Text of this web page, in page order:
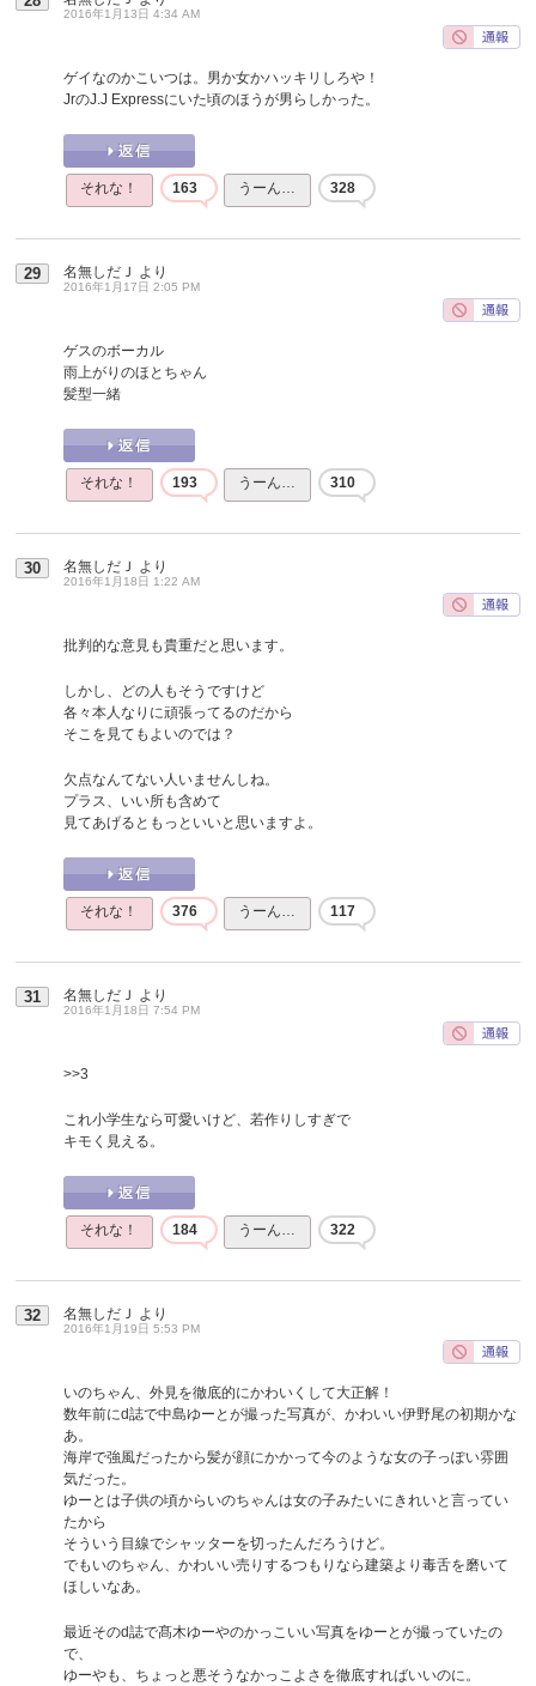
2016年1月13日 4:34 AM
ゲイなのかこいつは。男か女かハッキリしろや！
JrのJ.J Expressにいた頃のほうが男らしかった。
それな！ 163 うーん… 328
29 名無しだＪ より
2016年1月17日 2:05 PM
ゲスのボーカル
雨上がりのほとちゃん
髪型一緒
それな！ 193 うーん… 310
30 名無しだＪ より
2016年1月18日 1:22 AM
批判的な意見も貴重だと思います。
しかし、どの人もそうですけど
各々本人なりに頑張ってるのだから
そこを見てもよいのでは？
欠点なんてない人いませんしね。
プラス、いい所も含めて
見てあげるともっといいと思いますよ。
それな！ 376 うーん… 117
31 名無しだＪ より
2016年1月18日 7:54 PM
>>3
これ小学生なら可愛いけど、若作りしすぎで
キモく見える。
それな！ 184 うーん… 322
32 名無しだＪ より
2016年1月19日 5:53 PM
いのちゃん、外見を徹底的にかわいくして大正解！
数年前にd誌で中島ゆーとが撮った写真が、かわいい伊野尾の初期かな
あ。
海岸で強風だったから髪が顔にかかって今のような女の子っぽい雰囲
気だった。
ゆーとは子供の頃からいのちゃんは女の子みたいにきれいと言ってい
たから
そういう目線でシャッターを切ったんだろうけど。
でもいのちゃん、かわいい売りするつもりなら建築より毒舌を磨いて
ほしいなあ。
最近そのd誌で髙木ゆーやのかっこいい写真をゆーとが撮っていたの
で、
ゆーやも、ちょっと悪そうなかっこよさを徹底すればいいのに。